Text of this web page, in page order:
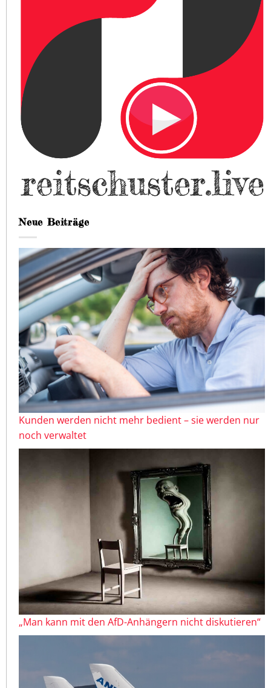
Neue Beiträge
Kunden werden nicht mehr bedient – sie werden nur
noch verwaltet
„Man kann mit den AfD-Anhängern nicht diskutieren“